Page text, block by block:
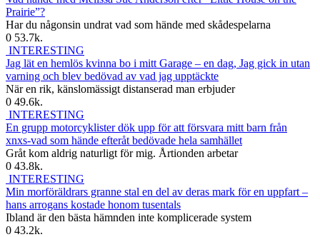
Prairie”?
Har du någonsin undrat vad som hände med skådespelarna
0 53.7k.
INTERESTING
Jag lät en hemlös kvinna bo i mitt Garage – en dag, Jag gick in utan
varning och blev bedövad av vad jag upptäckte
När en rik, känslomässigt distanserad man erbjuder
0 49.6k.
INTERESTING
En grupp motorcyklister dök upp för att försvara mitt barn från
xnxs-vad som hände efteråt bedövade hela samhället
Gråt kom aldrig naturligt för mig. Årtionden arbetar
0 43.8k.
INTERESTING
Min morföräldrars granne stal en del av deras mark för en uppfart –
hans arrogans kostade honom tusentals
Ibland är den bästa hämnden inte komplicerade system
0 43.2k.